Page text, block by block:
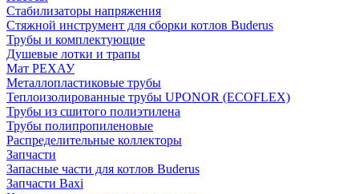
Стабилизаторы напряжения
Стяжной инструмент для сборки котлов Buderus
Трубы и комплектующие
Душевые лотки и трапы
Мат РЕХАУ
Металлопластиковые трубы
Теплоизолированные трубы UPONOR (ECOFLEX)
Трубы из сшитого полиэтилена
Трубы полипропиленовые
Распределительные коллекторы
Запчасти
Запасные части для котлов Buderus
Запчасти Baxi